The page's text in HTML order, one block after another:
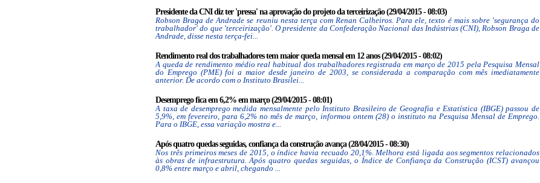
Presidente da CNI diz ter 'pressa' na aprovação do projeto da terceirização (29/04/2015 - 08:03)
Robson Braga de Andrade se reuniu nesta terça com Renan Calheiros. Para ele, texto é mais sobre 'segurança do
trabalhador' do que 'terceirização'. O presidente da Confederação Nacional das Indústrias (CNI), Robson Braga de
Andrade, disse nesta terça-fei...
Rendimento real dos trabalhadores tem maior queda mensal em 12 anos (29/04/2015 - 08:02)
A queda de rendimento médio real habitual dos trabalhadores registrada em março de 2015 pela Pesquisa Mensal
do Emprego (PME) foi a maior desde janeiro de 2003, se considerada a comparação com mês imediatamente
anterior. De acordo com o Instituto Brasilei...
Desemprego fica em 6,2% em março (29/04/2015 - 08:01)
A taxa de desemprego medida mensalmente pelo Instituto Brasileiro de Geografia e Estatística (IBGE) passou de
5,9%, em fevereiro, para 6,2% no mês de março, informou ontem (28) o instituto na Pesquisa Mensal de Emprego.
Para o IBGE, essa variação mostra e...
Após quatro quedas seguidas, confiança da construção avança (28/04/2015 - 08:30)
Nos três primeiros meses de 2015, o índice havia recuado 20,1%. Melhora está ligada aos segmentos relacionados
às obras de infraestrutura. Após quatro quedas seguidas, o Índice de Confiança da Construção (ICST) avançou
0,8% entre março e abril, chegando ...